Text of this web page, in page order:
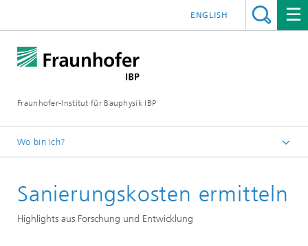
Fraunhofer-Institut für Bauphysik IBP
ENGLISH
Wo bin ich?
Sanierungskosten ermitteln
Highlights aus Forschung und Entwicklung